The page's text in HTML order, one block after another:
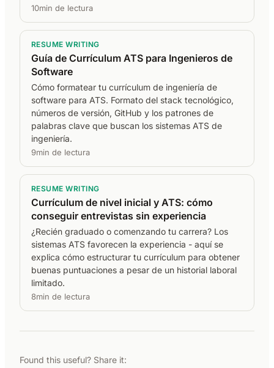
10min de lectura
RESUME WRITING
Guía de Currículum ATS para Ingenieros de
Software
Cómo formatear tu currículum de ingeniería de
software para ATS. Formato del stack tecnológico,
números de versión, GitHub y los patrones de
palabras clave que buscan los sistemas ATS de
ingeniería.
9min de lectura
RESUME WRITING
Currículum de nivel inicial y ATS: cómo
conseguir entrevistas sin experiencia
¿Recién graduado o comenzando tu carrera? Los
sistemas ATS favorecen la experiencia - aquí se
explica cómo estructurar tu currículum para obtener
buenas puntuaciones a pesar de un historial laboral
limitado.
8min de lectura
Found this useful? Share it: